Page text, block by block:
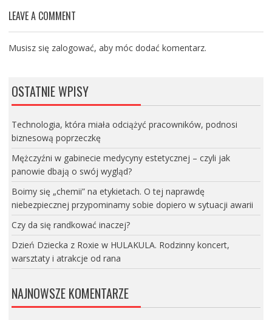
LEAVE A COMMENT
Musisz się zalogować, aby móc dodać komentarz.
OSTATNIE WPISY
Technologia, która miała odciążyć pracowników, podnosi
biznesową poprzeczkę
Mężczyźni w gabinecie medycyny estetycznej – czyli jak
panowie dbają o swój wygląd?
Boimy się „chemii” na etykietach. O tej naprawdę
niebezpiecznej przypominamy sobie dopiero w sytuacji awarii
Czy da się randkować inaczej?
Dzień Dziecka z Roxie w HULAKULA. Rodzinny koncert,
warsztaty i atrakcje od rana
NAJNOWSZE KOMENTARZE